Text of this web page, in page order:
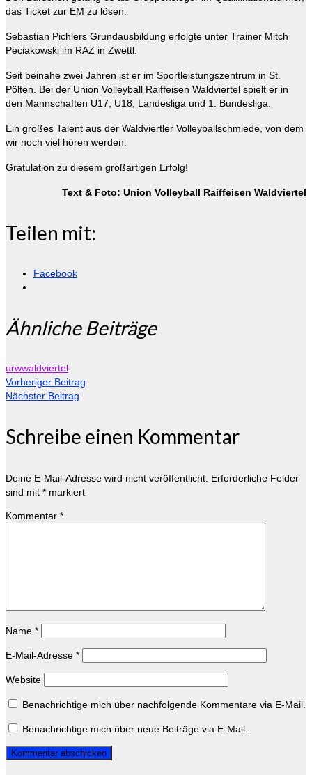
das Ticket zur EM zu lösen.
Sebastian Pichlers Grundausbildung erfolgte unter Trainer Mitch
Peciakowski im RAZ in Zwettl.
Seit beinahe zwei Jahren ist er im Sportleistungszentrum in St.
Pölten. Bei der Union Volleyball Raiffeisen Waldviertel spielt er in
den Mannschaften U17, U18, Landesliga und 1. Bundesliga.
Ein großes Talent aus der Waldviertler Volleyballschmiede, von dem
wir noch viel hören werden.
Gratulation zu diesem großartigen Erfolg!
Text & Foto: Union Volleyball Raiffeisen Waldviertel
Teilen mit:
Facebook
Ähnliche Beiträge
urwwaldviertel
Vorheriger Beitrag
Nächster Beitrag
Schreibe einen Kommentar
Deine E-Mail-Adresse wird nicht veröffentlicht. Erforderliche Felder
sind mit * markiert
Kommentar *
Name *
E-Mail-Adresse *
Website
Benachrichtige mich über nachfolgende Kommentare via E-Mail.
Benachrichtige mich über neue Beiträge via E-Mail.